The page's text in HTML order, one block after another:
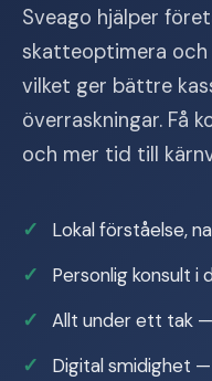
Sveago hjälper
skatteoptimera
vilket ger bättre
överraskningar. Få
och mer tid till
Lokal förståelse,
Personlig konsult i
Allt under ett tak
Digital smidighet